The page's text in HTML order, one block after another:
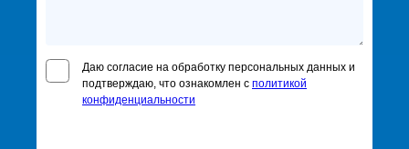
Даю согласие на обработку персональных данных и
подтверждаю, что ознакомлен с политикой
конфиденциальности